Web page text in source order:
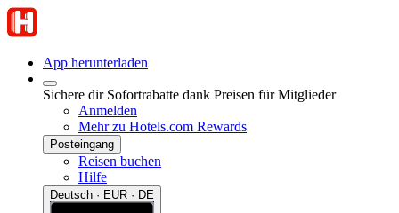
App herunterladen
Sichere dir Sofortrabatte dank Preisen für Mitglieder
Anmelden
Mehr zu Hotels.com Rewards
Posteingang
Reisen buchen
Hilfe
Deutsch · EUR · DE